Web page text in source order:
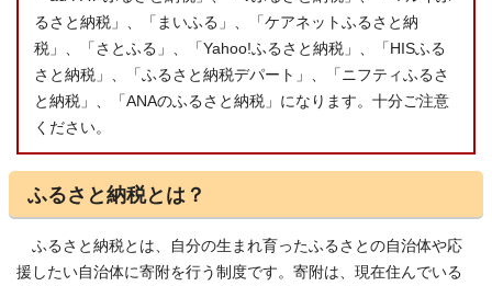
るさと納税」、「まいふる」、「ケアネットふるさと納
税」、「さとふる」、「Yahoo!ふるさと納税」、「HISふる
さと納税」、「ふるさと納税デパート」、「ニフティふるさ
と納税」、「ANAのふるさと納税」になります。十分ご注意
ください。
ふるさと納税とは？
ふるさと納税とは、自分の生まれ育ったふるさとの自治体や応
援したい自治体に寄附を行う制度です。寄附は、現在住んでいる